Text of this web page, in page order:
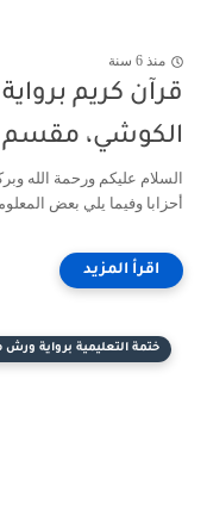
منذ 6 سنة
قرآن كريم
الكوشي، مقسم
السلام عليكم ورحمة الله
أحزابا وفيما يلي بعض
ختمة التعليمية برواية ورش